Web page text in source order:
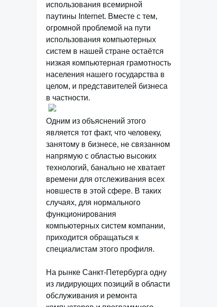
использования всемирной
паутины Internet. Вместе с тем,
огромной проблемой на пути
использования компьютерных
систем в нашей стране остаётся
низкая компьютерная грамотность
населения нашего государства в
целом, и представителей бизнеса
в частности.
Одним из объяснений этого
является тот факт, что человеку,
занятому в бизнесе, не связанном
напрямую с областью высоких
технологий, банально не хватает
времени для отслеживания всех
новшеств в этой сфере. В таких
случаях, для нормального
функционирования
компьютерных систем компании,
приходится обращаться к
специалистам этого профиля.
На рынке Санкт-Петербурга одну
из лидирующих позиций в области
обслуживания и ремонта